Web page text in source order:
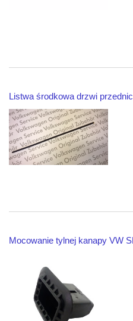
Listwa środkowa drzwi
Mocowanie tylnej kanapy VW